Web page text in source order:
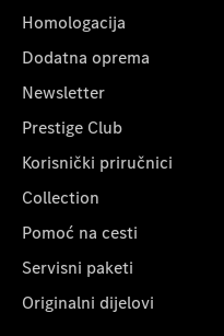
Homologacija
Dodatna oprema
Newsletter
Prestige Club
Korisnički priručnici
Collection
Pomoć na cesti
Servisni paketi
Originalni dijelovi